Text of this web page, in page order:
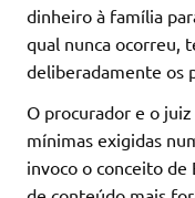
dinheiro à família
qual nunca ocorreu,
deliberadamente os
O procurador e o
mínimas exigidas
invoco o conceito de